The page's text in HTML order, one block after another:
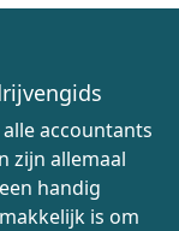
accountants
zijn allemaal
handig
is om